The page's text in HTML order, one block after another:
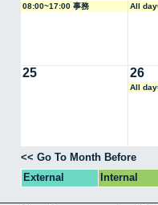
08:00~17:00 事務 All
25 26
All
<< Go To Month Before
External
Internal